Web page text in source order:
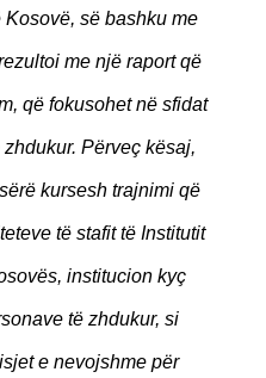
së bashku me
me një raport që
që fokusohet në sfidat
Përveç kësaj,
kursesh trajnimi që
të stafit të Institutit
institucion kyç
të zhdukur, si
e nevojshme për